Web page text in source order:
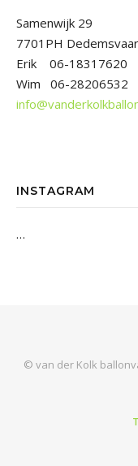
Samenwijk 29
7701PH
Erik 06-18317620
Wim 06-28206532
INSTAGRAM
…
© van der Kolk